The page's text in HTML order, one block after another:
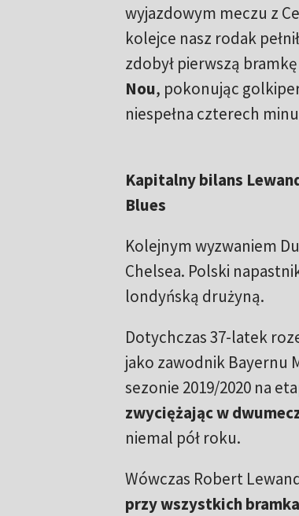
wyjazdowym meczu z
kolejce nasz rodak
zdobył pierwszą
Nou, pokonując
niespełna czterech
Kapitalny bilans
Blues
Kolejnym wyzwaniem
Chelsea. Polski
londyńską drużyną.
Dotychczas 37-latek
jako zawodnik Bayernu
sezonie 2019/2020 na
zwyciężając w
niemal pół roku.
Wówczas Robert
przy wszystkich